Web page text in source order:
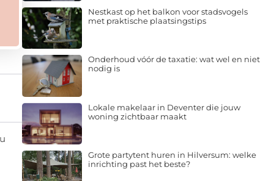
Nestkast op het balkon voor stadsvogels
met praktische plaatsingstips
Onderhoud vóór de taxatie: wat wel en niet
nodig is
Lokale makelaar in Deventer die jouw
woning zichtbaar maakt
Grote partytent huren in Hilversum: welke
inrichting past het beste?